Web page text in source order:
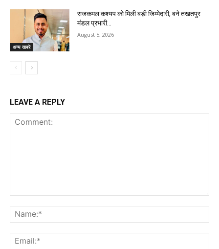
अन्य खबरे
राजकमल कश्यप को मिली बड़ी जिम्मेदारी, बने तखतपुर
मंडल प्रभारी…
August 5, 2026
LEAVE A REPLY